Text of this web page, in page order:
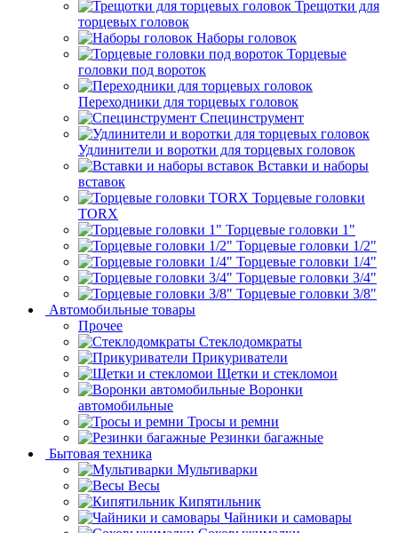
Трещотки для
торцевых головок
Наборы головок
Торцевые
головки под вороток
Переходники для торцевых головок
Специнструмент
Удлинители и воротки для торцевых головок
Вставки и наборы
вставок
Торцевые головки
TORX
Торцевые головки 1"
Торцевые головки 1/2"
Торцевые головки 1/4"
Торцевые головки 3/4"
Торцевые головки 3/8"
Автомобильные товары
Прочее
Стеклодомкраты
Прикуриватели
Щетки и стекломои
Воронки
автомобильные
Тросы и ремни
Резинки багажные
Бытовая техника
Мультиварки
Весы
Кипятильник
Чайники и самовары